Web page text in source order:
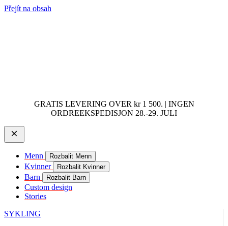
Přejít na obsah
GRATIS LEVERING OVER kr 1 500. | INGEN
ORDREEKSPEDISJON 28.-29. JULI
Menn Rozbalit Menn
Kvinner Rozbalit Kvinner
Barn Rozbalit Barn
Custom design
Stories
SYKLING